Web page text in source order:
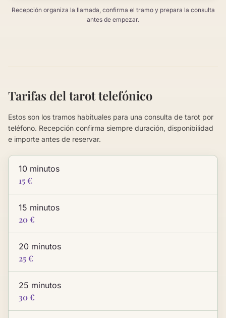
Recepción organiza la llamada, confirma el tramo y prepara la consulta
antes de empezar.
Tarifas del tarot telefónico
Estos son los tramos habituales para una consulta de tarot por
teléfono. Recepción confirma siempre duración, disponibilidad
e importe antes de reservar.
10 minutos
15 €
15 minutos
20 €
20 minutos
25 €
25 minutos
30 €